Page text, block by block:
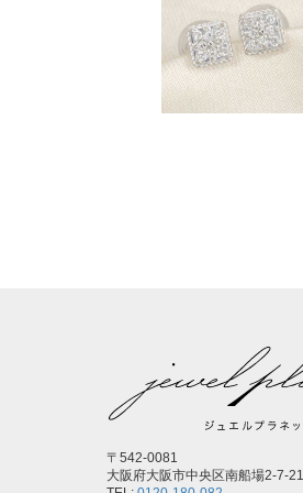
〒542-0081
大阪府大阪市中央区南船場2-7-21